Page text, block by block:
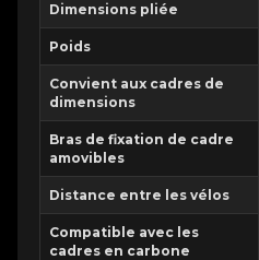
Dimensions pliée
Poids
Convient aux cadres de
dimensions
Bras de fixation de cadre
amovibles
Distance entre les vélos
Compatible avec les
cadres en carbone